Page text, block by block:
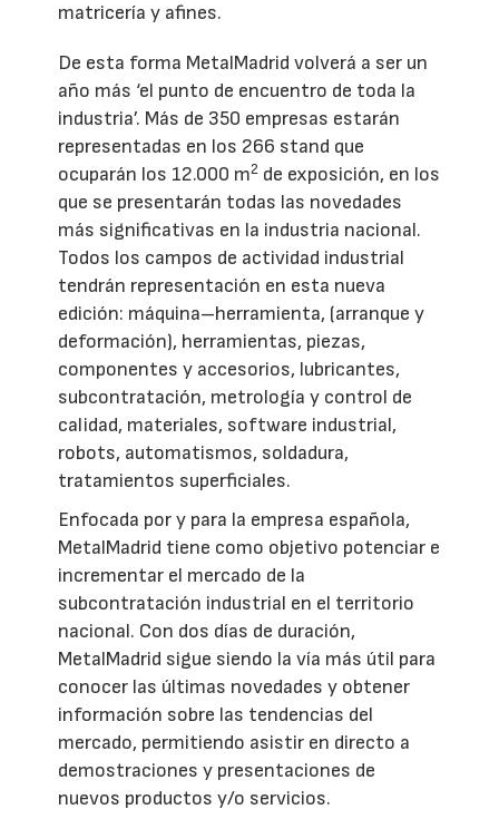
matricería y afines.
De esta forma MetalMadrid volverá a ser un
año más ‘el punto de encuentro de toda la
industria’. Más de 350 empresas estarán
representadas en los 266 stand que
ocuparán los 12.000 m2 de exposición, en los
que se presentarán todas las novedades
más significativas en la industria nacional.
Todos los campos de actividad industrial
tendrán representación en esta nueva
edición: máquina–herramienta, (arranque y
deformación), herramientas, piezas,
componentes y accesorios, lubricantes,
subcontratación, metrología y control de
calidad, materiales, software industrial,
robots, automatismos, soldadura,
tratamientos superficiales.
Enfocada por y para la empresa española,
MetalMadrid tiene como objetivo potenciar e
incrementar el mercado de la
subcontratación industrial en el territorio
nacional. Con dos días de duración,
MetalMadrid sigue siendo la vía más útil para
conocer las últimas novedades y obtener
información sobre las tendencias del
mercado, permitiendo asistir en directo a
demostraciones y presentaciones de
nuevos productos y/o servicios.